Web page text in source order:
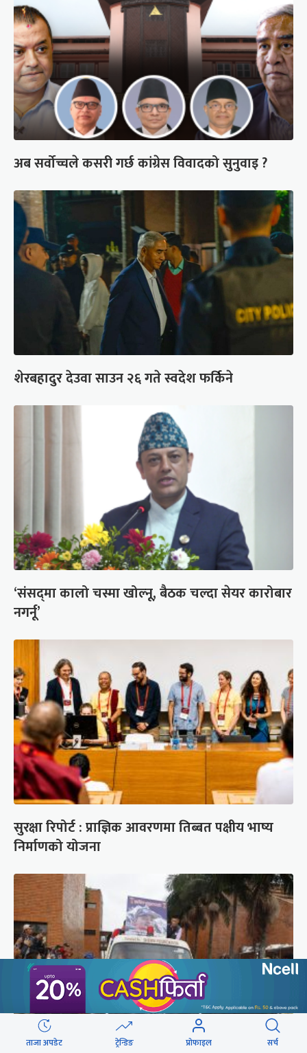
अब सर्वोच्चले कसरी गर्छ कांग्रेस विवादको सुनुवाइ ?
शेरबहादुर देउवा साउन २६ गते स्वदेश फर्किने
‘संसद्‍मा कालो चस्मा खोल्नू, बैठक चल्दा सेयर कारोबार
नगर्नू’
सुरक्षा रिपोर्ट : प्राज्ञिक आवरणमा तिब्बत पक्षीय भाष्य
निर्माणको योजना
ताजा अपडेट ट्रेन्डिङ प्रोफाइल सर्च